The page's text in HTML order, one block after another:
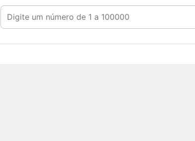
Número de 1 a 100000